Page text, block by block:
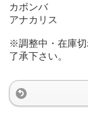
カボンバ
アナカリス
※調整中・在庫切
了承下さい。